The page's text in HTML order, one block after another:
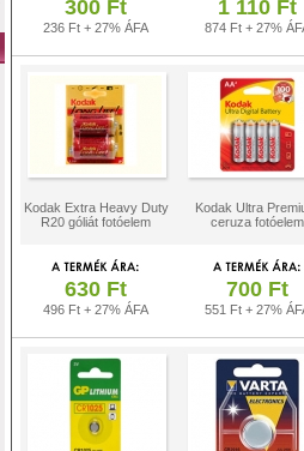
300 Ft
236 Ft + 27% ÁFA
1 110 Ft
874 Ft + 27%
Kodak Extra Heavy Duty
R20 góliát fotóelem
Kodak Ultra
ceruza fotóelem
630 Ft
496 Ft + 27% ÁFA
700 Ft
551 Ft + 27%